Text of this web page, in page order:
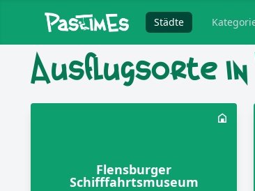
Städte
Ausflugsorte in
Flensburger
Schifffahrtsmuseum